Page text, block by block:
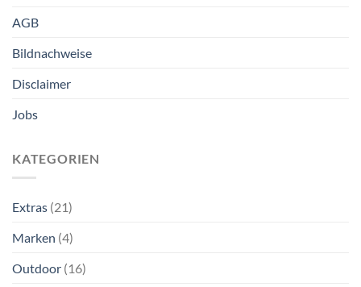
AGB
Bildnachweise
Disclaimer
Jobs
KATEGORIEN
Extras (21)
Marken (4)
Outdoor (16)